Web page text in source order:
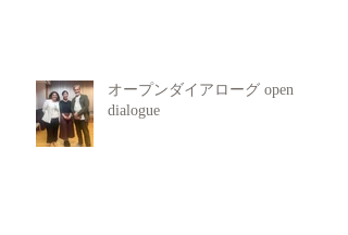
オープンダイアローグ open
dialogue